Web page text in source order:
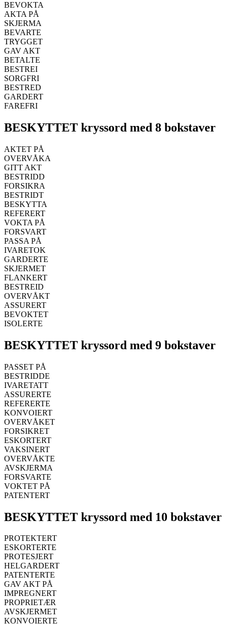
BEVOKTA
AKTA PÅ
SKJERMA
BEVARTE
TRYGGET
GAV AKT
BETALTE
BESTREI
SORGFRI
BESTRED
GARDERT
FAREFRI
BESKYTTET kryssord med 8 bokstaver
AKTET PÅ
OVERVÅKA
GITT AKT
BESTRIDD
FORSIKRA
BESTRIDT
BESKYTTA
REFERERT
VOKTA PÅ
FORSVART
PASSA PÅ
IVARETOK
GARDERTE
SKJERMET
FLANKERT
BESTREID
OVERVÅKT
ASSURERT
BEVOKTET
ISOLERTE
BESKYTTET kryssord med 9 bokstaver
PASSET PÅ
BESTRIDDE
IVARETATT
ASSURERTE
REFERERTE
KONVOIERT
OVERVÅKET
FORSIKRET
ESKORTERT
VAKSINERT
OVERVÅKTE
AVSKJERMA
FORSVARTE
VOKTET PÅ
PATENTERT
BESKYTTET kryssord med 10 bokstaver
PROTEKTERT
ESKORTERTE
PROTESJERT
HELGARDERT
PATENTERTE
GAV AKT PÅ
IMPREGNERT
PROPRIETÆR
AVSKJERMET
KONVOIERTE